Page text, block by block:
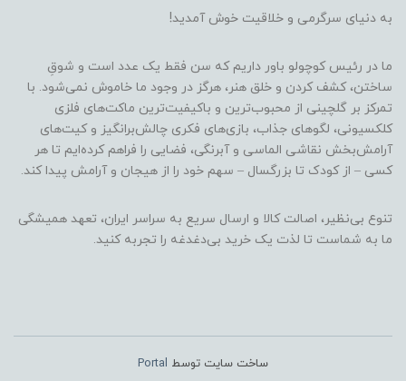
به دنیای سرگرمی و خلاقیت خوش آمدید!
ما در رئیس کوچولو باور داریم که سن فقط یک عدد است و شوقِ
ساختن، کشف کردن و خلق هنر، هرگز در وجود ما خاموش نمی‌شود. با
تمرکز بر گلچینی از محبوب‌ترین و باکیفیت‌ترین ماکت‌های فلزی
کلکسیونی، لگوهای جذاب، بازی‌های فکری چالش‌برانگیز و کیت‌های
آرامش‌بخش نقاشی الماسی و آبرنگی، فضایی را فراهم کرده‌ایم تا هر
کسی – از کودک تا بزرگسال – سهم خود را از هیجان و آرامش پیدا کند.
تنوع بی‌نظیر، اصالت کالا و ارسال سریع به سراسر ایران، تعهد همیشگی
ما به شماست تا لذت یک خرید بی‌دغدغه را تجربه کنید.
ساخت سایت توسط Portal